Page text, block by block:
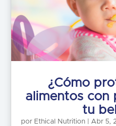
¿Cómo
alimentos con
tu
por Ethical Nutrition Abr 5,